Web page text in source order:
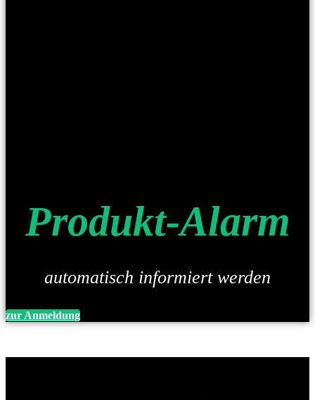
Produkt-Alarm
automatisch informiert werden
zur Anmeldung